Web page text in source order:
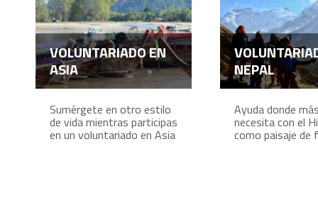
VOLUNTARIADO EN
ASIA
Sumérgete en otro estilo
de vida mientras participas
en un voluntariado en Asia
NEPAL
Ayuda donde
necesita con el
como paisaje de